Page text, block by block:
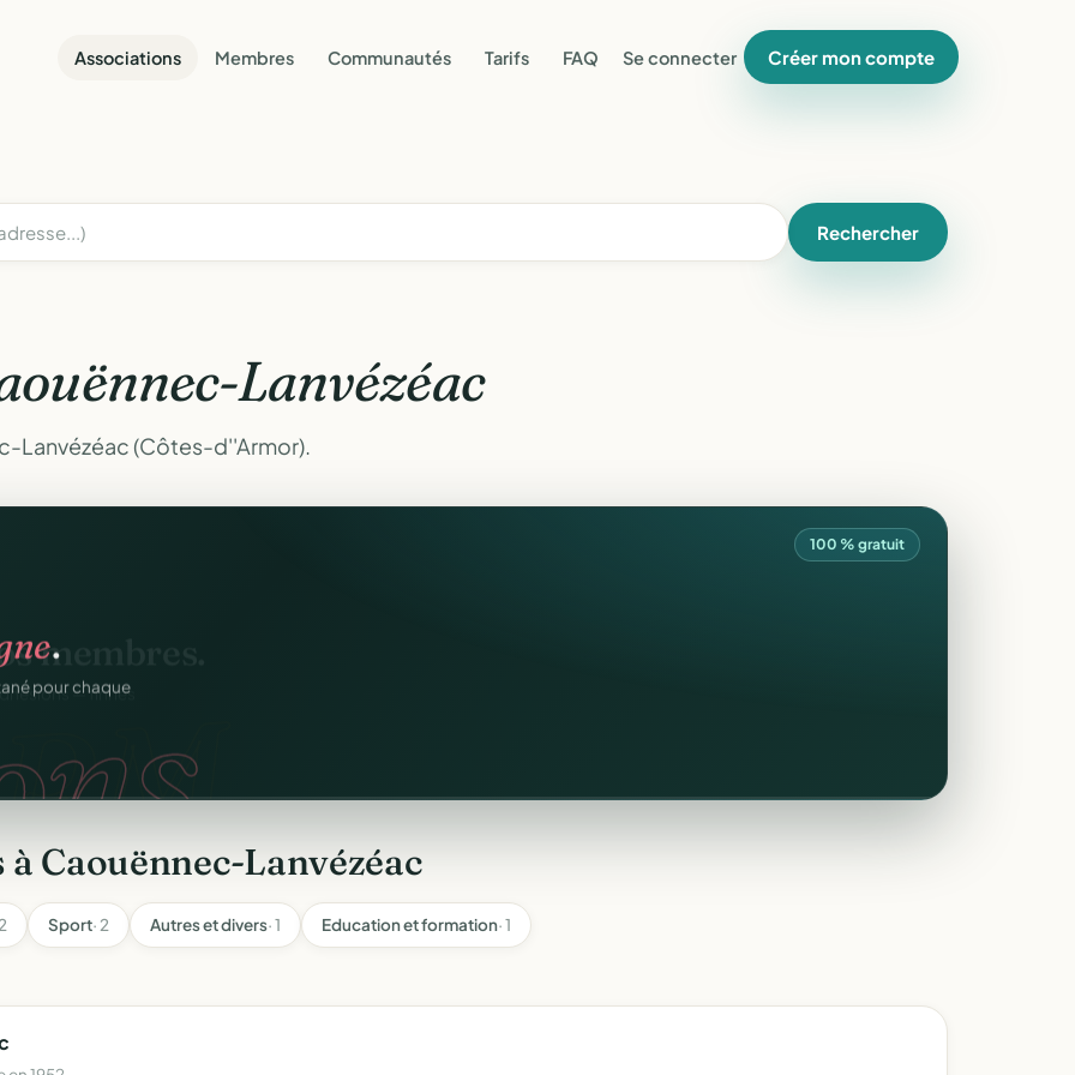
Associations Membres Communautés Tarifs FAQ Se connecter Créer mon compte
Rechercher
Lanvézéac
Lanvézéac (Côtes-d''Armor).
100 % gratuit
membres.
— fini les
.
pour chaque
Caouënnec-Lanvézéac
Sport· 2 Autres et divers· 1 Education et formation· 1